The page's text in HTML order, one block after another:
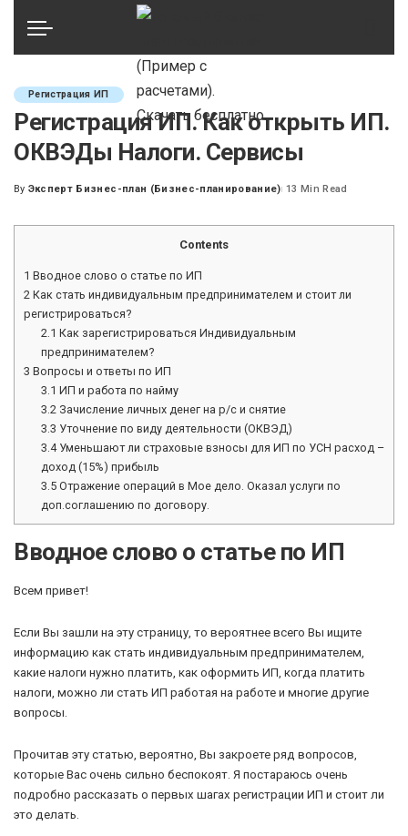
Регистрация ИП
Регистрация ИП. Как открыть ИП.
ОКВЭДы Налоги. Сервисы
Posted
By Эксперт Бизнес-план (Бизнес-планирование) 13 Min Read
Contents
1 Вводное слово о статье по ИП
2 Как стать индивидуальным предпринимателем и стоит ли
регистрироваться?
2.1 Как зарегистрироваться Индивидуальным
предпринимателем?
3 Вопросы и ответы по ИП
3.1 ИП и работа по найму
3.2 Зачисление личных денег на р/с и снятие
3.3 Уточнение по виду деятельности (ОКВЭД)
3.4Уменьшают ли страховые взносы для ИП по УСН расход –
доход (15%) прибыль
3.5Отражение операций в Мое дело. Оказал услуги по
доп.соглашению по договору.
Вводное слово о статье по ИП
Всем привет!
Если Вы зашли на эту страницу, то вероятнее всего Вы ищите
информацию как стать индивидуальным предпринимателем,
какие налоги нужно платить, как оформить ИП, когда платить
налоги, можно ли стать ИП работая на работе и многие другие
вопросы.
Прочитав эту статью, вероятно, Вы закроете ряд вопросов,
которые Вас очень сильно беспокоят. Я постараюсь очень
подробно рассказать о первых шагах регистрации ИП и стоит ли
это делать.